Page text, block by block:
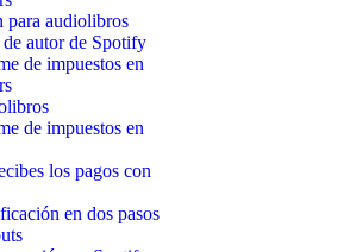
para audiolibros
autor de Spotify
de impuestos en
de impuestos en
los pagos con
en dos pasos